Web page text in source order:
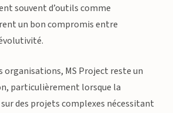
souvent d’outils comme
un bon compromis entre
organisations, MS Project reste un
particulièrement lorsque la
des projets complexes nécessitant